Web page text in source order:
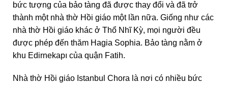
bức tượng của bảo tàng đã được thay đổi và đã trở
thành một nhà thờ Hồi giáo một lần nữa. Giống như các
nhà thờ Hồi giáo khác ở Thổ Nhĩ Kỳ, mọi người đều
được phép đến thăm Hagia Sophia. Bảo tàng nằm ở
khu Edirnekapı của quận Fatih.
Nhà thờ Hồi giáo Istanbul Chora là nơi có nhiều bức